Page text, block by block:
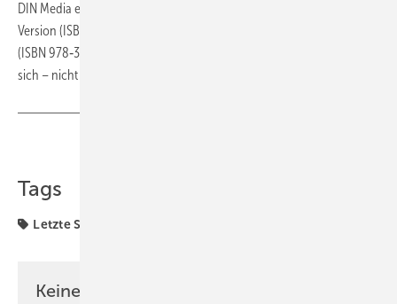
DIN Media erschienen, umfasst 236 Seiten und ist in gedruckter
Version (ISBN 978‑3‑410‑29821‑2) oder als E‑Book
(ISBN 978‑3‑410‑29822‑9) für 60 Euro erhältlich. Die Inve­stition lohnt
sich – nicht zuletzt zur eigenen Absicherung.
Tags
Letzte Seiten
Keine Zeit? Kein Problem mit dem SBZ